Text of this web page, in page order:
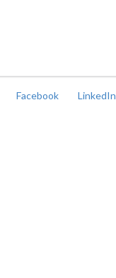
Facebook LinkedIn